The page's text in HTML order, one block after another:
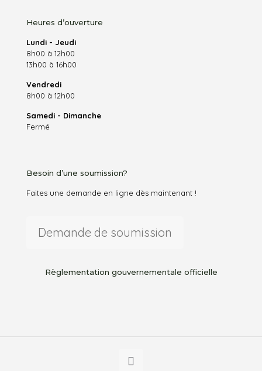
Heures d’ouverture
Lundi - Jeudi
8h00 à 12h00
13h00 à 16h00
Vendredi
8h00 à 12h00
Samedi - Dimanche
Fermé
Besoin d’une soumission?
Faites une demande en ligne dès maintenant !
Demande de soumission
Règlementation gouvernementale officielle